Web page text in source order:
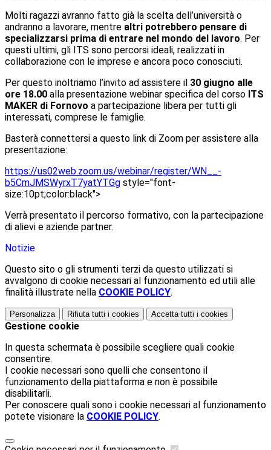
Molti ragazzi avranno fatto già la scelta dell’università o
andranno a lavorare, mentre altri potrebbero pensare di
specializzarsi prima di entrare nel mondo del lavoro. Per
questi ultimi, gli ITS sono percorsi ideali, realizzati in
collaborazione con le imprese e ancora poco conosciuti.
Per questo inoltriamo l’invito ad assistere il 30 giugno alle
ore 18.00 alla presentazione webinar specifica del corso ITS
MAKER di Fornovo a partecipazione libera per tutti gli
interessati, comprese le famiglie.
Basterà connettersi a questo link di Zoom per assistere alla
presentazione:
https://us02web.zoom.us/webinar/register/WN__-
b5CmJMSWyrxT7yatYTGg style="font-
size:10pt;color:black">
Verrà presentato il percorso formativo, con la partecipazione
di alievi e aziende partner.
Notizie
Questo sito o gli strumenti terzi da questo utilizzati si
avvalgono di cookie necessari al funzionamento ed utili alle
finalità illustrate nella COOKIE POLICY.
Personalizza Rifiuta tutti i cookies Accetta tutti i cookies
Gestione cookie
In questa schermata è possibile scegliere quali cookie
consentire.
I cookie necessari sono quelli che consentono il
funzionamento della piattaforma e non è possibile
disabilitarli.
Per conoscere quali sono i cookie necessari al funzionamento
potete visionare la COOKIE POLICY.